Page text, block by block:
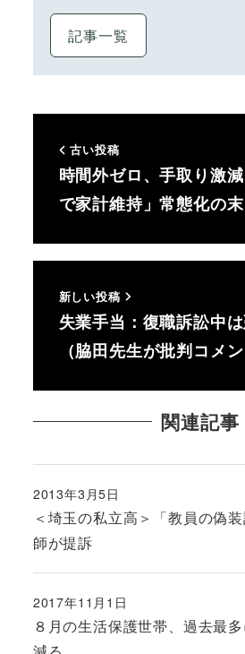
記事一覧
古い投稿
時間外ゼロ、手取り激
で家計維持」常態化の末
新しい投稿
失業手当：復職訴訟中
（脇田先生が批判コメン
関連記事
＜埼玉の私立高＞「教員の偽
師が提訴
投稿日
2013年3月5日
８月の生活保護世帯、過去最
投稿日
2017年11月1日